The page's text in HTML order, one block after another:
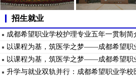
招生就业
成都希望职业学校护理专业五年一贯制简
以课程为基，筑医学之梦——成都希望职
专业课程体系解析
以课程为基，筑医学之梦——成都希望职
专业课程体系解析
升学与就业双轨并行：成都希望职业学校